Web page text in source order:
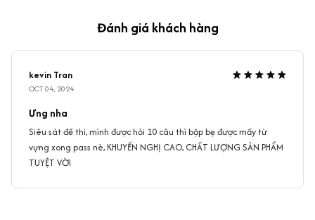
Đánh giá khách hàng
kevin Tran
OCT 04, 2024
Ưng nha
Siêu sát đề thi, mình được hỏi 10 câu thì bập bẹ được mấy từ
vựng xong pass nè, KHUYẾN NGHỊ CAO, CHẤT LƯỢNG SẢN PHẨM
TUYỆT VỜI